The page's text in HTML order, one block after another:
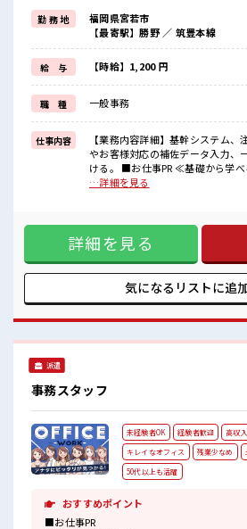
≪プライベートが充実する≫
場合によってはお願いすることもありますが
残業はほとんどナシ！
≪モチベーションもUP≫
派手過ぎなければ髪型や髪色自由♪
(規定有)≪ラクラク制服アリ≫
制服があるので、
毎日の服装の悩み解消♪
≪様々なお仕事をご提案≫
一人で悩まず気軽に相談できる、
派遣のお仕事です！
■職場の雰囲気
職場の仲間との交流もできちゃうかも？
休憩室で楽しくランチ♪
時間があれば昼寝もしちゃおう！
勤 務 地
福岡県宮若市
【最寄駅】勝野 ／ 筑豊本線
給 与 【時給】1,200 円
職 種 一般事務
仕事内容
【業務内容詳細】基幹システム、
やお客様対応の補佐データ入力、
ける。 ■お仕事PR ≪基礎から学べる≫ ビギナーさんもブラン
クさんも安心・丁寧な事前研修あ
ほとんどナシ！ ≪モチベーション
型や髪色自由♪ (規定有)≪ラクラ
で、 毎日の服装の悩み解消♪ ≪様
で悩まず気軽に相談できる、 派遣のお仕
囲気 女性も活躍しやすい雰囲気の
こじんまり。 職場の仲間との交流
…詳細を見る
詳細を見る
気になるリストに追
派遣
事務スタッフ
未経験者OK 経験者歓迎 高収入
キレイなオフィス
残業少なめ
50代以上も活躍
おすすめポイント
■お仕事PR